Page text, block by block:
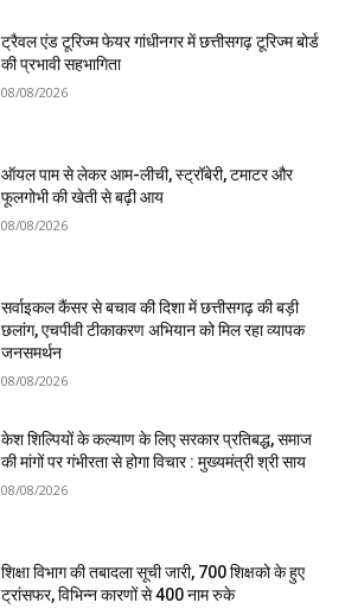
ट्रैवल एंड टूरिज्म फेयर गांधीनगर में छत्तीसगढ़ टूरिज्म बोर्ड
की प्रभावी सहभागिता
08/08/2026
ऑयल पाम से लेकर आम-लीची, स्ट्रॉबेरी, टमाटर और
फूलगोभी की खेती से बढ़ी आय
08/08/2026
सर्वाइकल कैंसर से बचाव की दिशा में छत्तीसगढ़ की बड़ी
छलांग, एचपीवी टीकाकरण अभियान को मिल रहा व्यापक
जनसमर्थन
08/08/2026
केश शिल्पियों के कल्याण के लिए सरकार प्रतिबद्ध, समाज
की मांगों पर गंभीरता से होगा विचार : मुख्यमंत्री श्री साय
08/08/2026
शिक्षा विभाग की तबादला सूची जारी, 700 शिक्षको के हुए
ट्रांसफर, विभिन्न कारणों से 400 नाम रुके